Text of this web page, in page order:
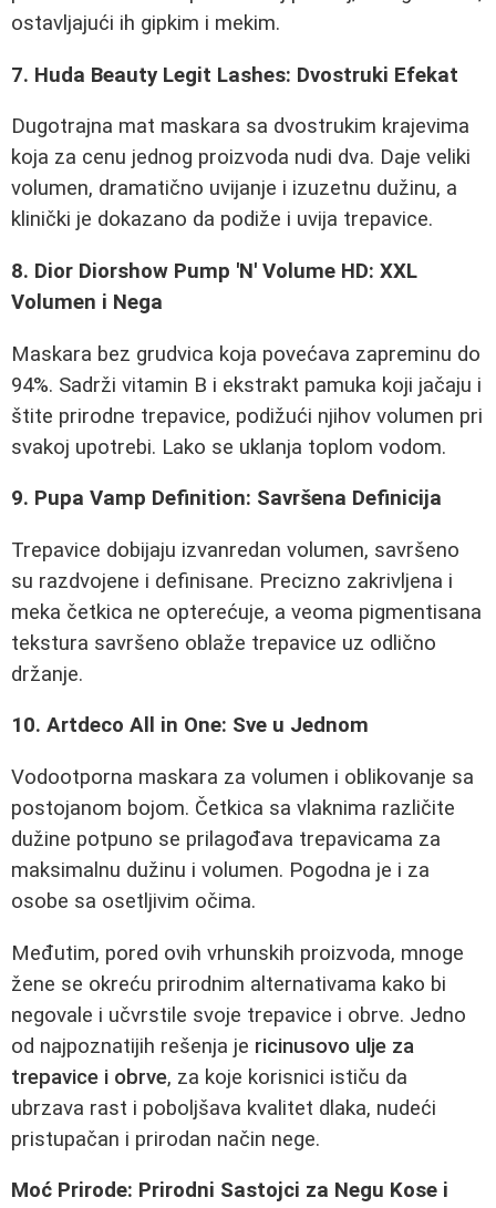
ostavljajući ih gipkim i mekim.
7. Huda Beauty Legit Lashes: Dvostruki Efekat
Dugotrajna mat maskara sa dvostrukim krajevima
koja za cenu jednog proizvoda nudi dva. Daje veliki
volumen, dramatično uvijanje i izuzetnu dužinu, a
klinički je dokazano da podiže i uvija trepavice.
8. Dior Diorshow Pump 'N' Volume HD: XXL
Volumen i Nega
Maskara bez grudvica koja povećava zapreminu do
94%. Sadrži vitamin B i ekstrakt pamuka koji jačaju i
štite prirodne trepavice, podižući njihov volumen pri
svakoj upotrebi. Lako se uklanja toplom vodom.
9. Pupa Vamp Definition: Savršena Definicija
Trepavice dobijaju izvanredan volumen, savršeno
su razdvojene i definisane. Precizno zakrivljena i
meka četkica ne opterećuje, a veoma pigmentisana
tekstura savršeno oblaže trepavice uz odlično
držanje.
10. Artdeco All in One: Sve u Jednom
Vodootporna maskara za volumen i oblikovanje sa
postojanom bojom. Četkica sa vlaknima različite
dužine potpuno se prilagođava trepavicama za
maksimalnu dužinu i volumen. Pogodna je i za
osobe sa osetljivim očima.
Međutim, pored ovih vrhunskih proizvoda, mnoge
žene se okreću prirodnim alternativama kako bi
negovale i učvrstile svoje trepavice i obrve. Jedno
od najpoznatijih rešenja je ricinusovo ulje za
trepavice i obrve, za koje korisnici ističu da
ubrzava rast i poboljšava kvalitet dlaka, nudeći
pristupačan i prirodan način nege.
Moć Prirode: Prirodni Sastojci za Negu Kose i